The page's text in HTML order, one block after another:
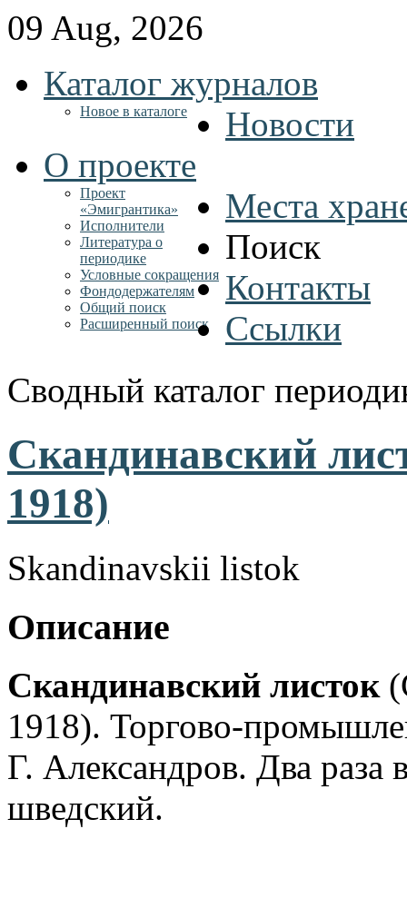
09 Aug, 2026
Каталог журналов
Новое в каталоге
Новости
О проекте
Проект
«Эмигрантика»
Исполнители
Литература о
периодике
Условные сокращения
Фондодержателям
Места
Поиск
Общий поиск
Расширенный поиск
Контакты
Ссылки
Сводный каталог
Скандинавский
1918)
Skandinavskii listok
Описание
Скандинавский листок
1918). Торгово-
Г. Александров. Два раза
шведский.